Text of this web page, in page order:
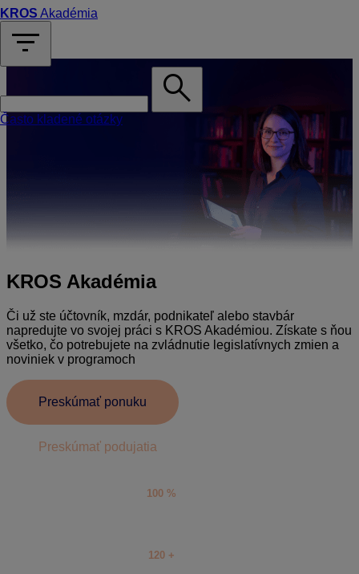
KROS Akadémia
filter_list
search
Často kladené otázky
KROS Akadémia
Či už ste účtovník, mzdár, podnikateľ alebo stavbár
napredujte vo svojej práci s KROS Akadémiou. Získate s ňou
všetko, čo potrebujete na zvládnutie legislatívnych zmien a
noviniek v programoch
Preskúmať ponuku
Preskúmať podujatia
100 %
120 +